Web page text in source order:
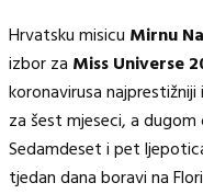
Hrvatsku misicu Mirnu
izbor za Miss Universe
koronavirusa
za šest mjeseci, a
Sedamdeset i pet
tjedan dana boravi na